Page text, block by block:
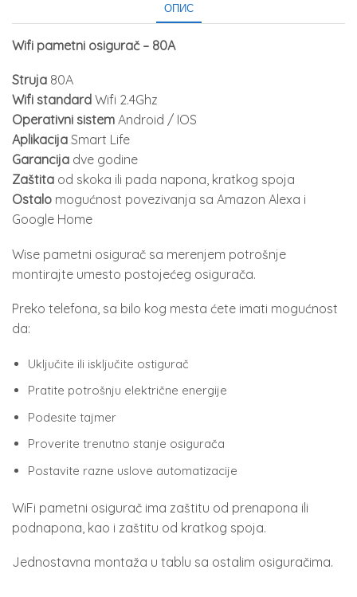
ОПИС
Wifi pametni osigurač – 80A
Struja 80A
Wifi standard Wifi 2.4Ghz
Operativni sistem Android / IOS
Aplikacija Smart Life
Garancija dve godine
Zaštita od skoka ili pada napona, kratkog spoja
Ostalo mogućnost povezivanja sa Amazon Alexa i
Google Home
Wise pametni osigurač sa merenjem potrošnje
montirajte umesto postojećeg osigurača.
Preko telefona, sa bilo kog mesta ćete imati mogućnost
da:
Uključite ili isključite ostigurač
Pratite potrošnju električne energije
Podesite tajmer
Proverite trenutno stanje osigurača
Postavite razne uslove automatizacije
WiFi pametni osigurač ima zaštitu od prenapona ili
podnapona, kao i zaštitu od kratkog spoja.
Jednostavna montaža u tablu sa ostalim osiguračima.